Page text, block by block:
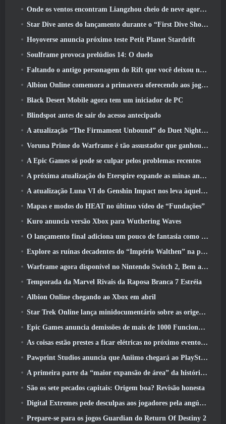
Onde os ventos encontram Liangzhou cheio de neve agora disponível com o lançamento da versão 1.5
Star Dive antes do lançamento durante o “First Dive Show”
Hoyoverse anuncia próximo teste Petit Planet Stardrift
Soulframe provoca prelúdios 14: O duelo
Faltando o antigo personagem do Rift que você deixou no servidor morto? Gamigo tem uma solução para isso
Albion Online comemora a primavera oferecendo aos jogadores uma linda montaria de coelhinho
Black Desert Mobile agora tem um iniciador de PC
Blindspot antes de sair do acesso antecipado
A atualização “The Firmament Unbound” do Duet Night Abyss encerra o enredo de Huaxu
Voruna Prime do Warframe é tão assustador que ganhou seu próprio trailer da Red Band
A Epic Games só pode se culpar pelos problemas recentes
A próxima atualização do Eterspire expande as minas anãs e oferece uma revisão completa do combate aos chefes
A atualização Luna VI do Genshin Impact nos leva àquele lugar sobre o qual Mondstadt continua falando, mas nunca vimos
Mapas e modos do HEAT no último vídeo de “Fundações”
Kuro anuncia versão Xbox para Wuthering Waves
O lançamento final adiciona um pouco de fantasia como temporada 10 Lançamentos
Explore as ruínas decadentes do “Império Walthen” na próxima grande atualização do RAVEN2
Warframe agora disponível no Nintendo Switch 2, Bem a tempo para o lançamento do Shadowgrapher
Temporada da Marvel Rivais da Raposa Branca 7 Estréia
Albion Online chegando ao Xbox em abril
Star Trek Online lança minidocumentário sobre as origens da Federação para comemorar o 16º aniversário
Epic Games anuncia demissões de mais de 1000 Funcionários, Citando “Desaceleração no Engajamento Fortnite”
As coisas estão prestes a ficar elétricas no próximo evento Aftershock do Apex Legends
Pawprint Studios anuncia que Aniimo chegará ao PlayStation 5 E a Epic Games Store nos lançamentos
A primeira parte da “maior expansão de área” da história do RuneScape é lançada hoje
São os sete pecados capitais: Origem boa? Revisão honesta
Digital Extremes pede desculpas aos jogadores pela angústia causada por “convites nefastos” no Warframe
Prepare-se para os jogos Guardian do Return Of Destiny 2